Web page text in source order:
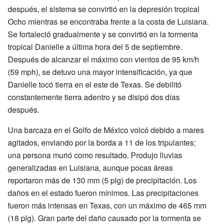
después, el sistema se convirtió en la depresión tropical
Ocho mientras se encontraba frente a la costa de Luisiana.
Se fortaleció gradualmente y se convirtió en la tormenta
tropical Danielle a última hora del 5 de septiembre.
Después de alcanzar el máximo con vientos de 95 km/h
(59 mph), se detuvo una mayor intensificación, ya que
Danielle tocó tierra en el este de Texas. Se debilitó
constantemente tierra adentro y se disipó dos días
después.
Una barcaza en el Golfo de México volcó debido a mares
agitados, enviando por la borda a 11 de los tripulantes;
una persona murió como resultado. Produjo lluvias
generalizadas en Luisiana, aunque pocas áreas
reportaron más de 130 mm (5 plg) de precipitación. Los
daños en el estado fueron mínimos. Las precipitaciones
fueron más intensas en Texas, con un máximo de 465 mm
(18 plg). Gran parte del daño causado por la tormenta se